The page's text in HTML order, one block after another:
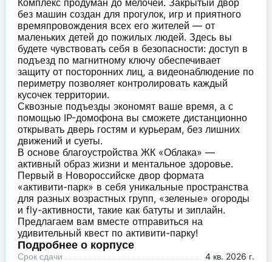
Комплекс продуман до мелочей. Закрытый двор
без машин создан для прогулок, игр и приятного
времяпровождения всех его жителей — от
маленьких детей до пожилых людей. Здесь вы
будете чувствовать себя в безопасности: доступ в
подъезд по магнитному ключу обеспечивает
защиту от посторонних лиц, а видеонаблюдение по
периметру позволяет контролировать каждый
кусочек территории.
Сквозные подъезды экономят ваше время, а с
помощью IP-домофона вы сможете дистанционно
открывать дверь гостям и курьерам, без лишних
движений и суеты.
В основе благоустройства ЖК «Облака» —
активный образ жизни и ментальное здоровье.
Первый в Новороссийске двор формата
«активити-парк» в себя уникальные пространства
для разных возрастных групп, «зеленые» огороды
и fly-активности, такие как батуты и зиплайн.
Предлагаем вам вместе отправиться на
удивительный квест по активити-парку!
Подробнее о корпусе
Срок сдачи 4 кв. 2026 г.